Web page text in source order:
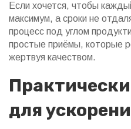
Если хочется, чтобы
максимум, а сроки не
процесс под углом
простые приёмы, которые
жертвуя качеством.
для